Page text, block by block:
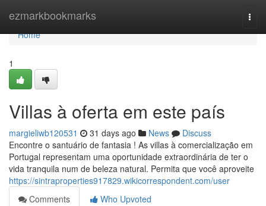
ezmarkbookmarks
Home
Home
1
Villas à oferta em este país
margieliwb120531 31 days ago News
Discuss
Encontre o santuário de fantasia ! As villas à comercialização em
Portugal representam uma oportunidade extraordinária de ter o
vida tranquila num de beleza natural. Permita que você aproveite
https://sintraproperties917829.wikicorrespondent.com/user
Comments
Who Upvoted